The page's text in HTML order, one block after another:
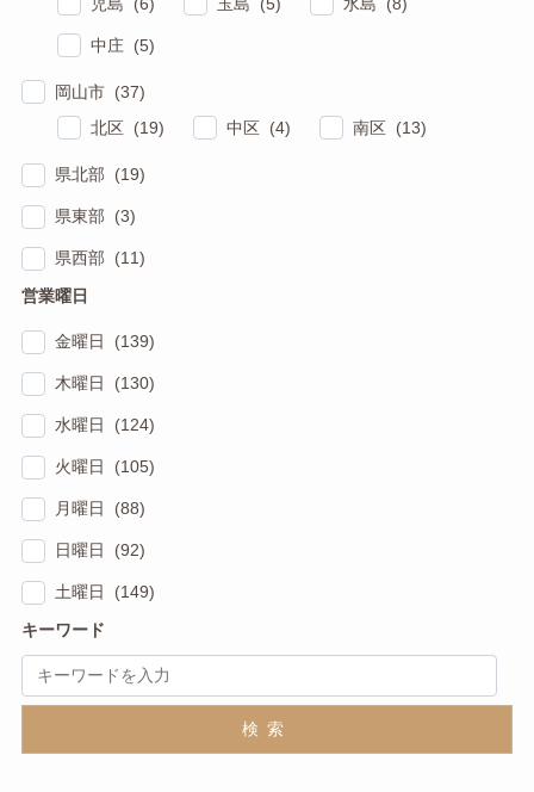
中庄 (5)
岡山市 (37)
北区 (19)
中区 (4) 南区 (13)
県北部 (19)
県東部 (3)
県西部 (11)
営業曜日
金曜日 (139)
木曜日 (130)
水曜日 (124)
火曜日 (105)
月曜日 (88)
日曜日 (92)
土曜日 (149)
キーワード
検索